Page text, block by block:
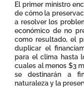
El primer ministro
de cómo la
a resolver los
económico de no
como resultado, el
duplicar el
para el clima hasta
cuales al menos $3
se destinarán a
naturaleza y la